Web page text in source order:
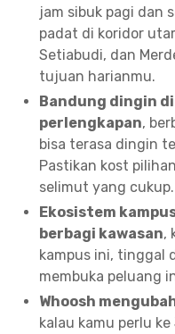
jam sibuk pagi dan
padat di koridor
Setiabudi, dan
tujuan harianmu.
Bandung dingin
perlengkapan,
bisa terasa dingin
Pastikan kost
selimut yang cukup.
Ekosistem
berbagi kawasan,
kampus ini, tinggal
membuka peluang
Whoosh
kalau kamu perlu